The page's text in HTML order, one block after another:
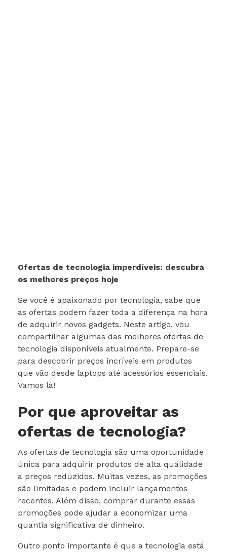
Ofertas de tecnologia imperdíveis: descubra
os melhores preços hoje
Se você é apaixonado por tecnologia, sabe que
as ofertas podem fazer toda a diferença na hora
de adquirir novos gadgets. Neste artigo, vou
compartilhar algumas das melhores ofertas de
tecnologia disponíveis atualmente. Prepare-se
para descobrir preços incríveis em produtos
que vão desde laptops até acessórios essenciais.
Vamos lá!
Por que aproveitar as
ofertas de tecnologia?
As ofertas de tecnologia são uma oportunidade
única para adquirir produtos de alta qualidade
a preços reduzidos. Muitas vezes, as promoções
são limitadas e podem incluir lançamentos
recentes. Além disso, comprar durante essas
promoções pode ajudar a economizar uma
quantia significativa de dinheiro.
Outro ponto importante é que a tecnologia está